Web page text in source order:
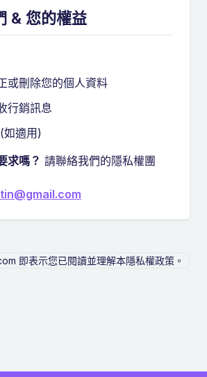
& 您的權益
或刪除您的個人資料
行銷訊息
如適用)
求嗎？ 請聯絡我們的隱私權團
即表示您已閱讀並理解本隱私權政策。